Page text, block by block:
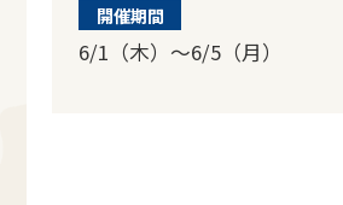
開催期間
6/1（木）～6/5（月）